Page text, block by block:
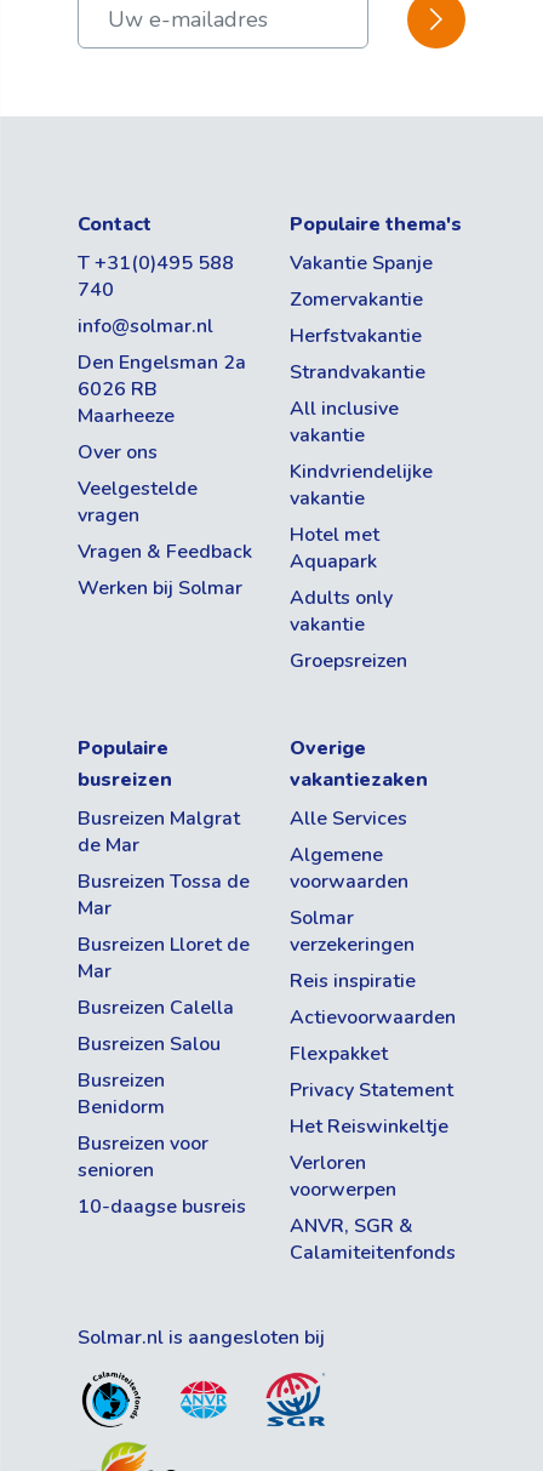
BEVESTIGEN
Contact
T +31(0)495 588
740
info@solmar.nl
Den Engelsman 2a
6026 RB
Maarheeze
Over ons
Veelgestelde
vragen
Vragen & Feedback
Werken bij Solmar
Populaire thema's
Vakantie Spanje
Zomervakantie
Herfstvakantie
Strandvakantie
All inclusive
vakantie
Kindvriendelijke
vakantie
Hotel met
Aquapark
Adults only
vakantie
Groepsreizen
Populaire
busreizen
Busreizen Malgrat
de Mar
Busreizen Tossa de
Mar
Busreizen Lloret de
Mar
Busreizen Calella
Busreizen Salou
Busreizen
Benidorm
Busreizen voor
senioren
10-daagse busreis
Overige
vakantiezaken
Alle Services
Algemene
voorwaarden
Solmar
verzekeringen
Reis inspiratie
Actievoorwaarden
Flexpakket
Privacy Statement
Het Reiswinkeltje
Verloren
voorwerpen
ANVR, SGR &
Calamiteitenfonds
Solmar.nl is aangesloten bij